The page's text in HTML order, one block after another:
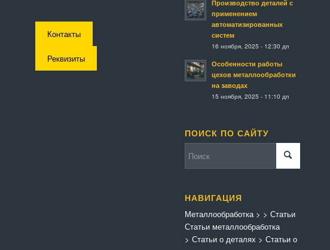
Контакты
Реквизиты
Производство деталей с
применением
автоматизированных
систем
16 ноября, 2025 - 12:30 дп
Особенности работы
цехов металлообработки
на заводах
15 ноября, 2025 - 11:10 дп
ПОИСК ПО САЙТУ
НАВИГАЦИЯ
Металлообработка>
Статьи металлообработка
> Статьи
> Статьи о деталях > Статьи о